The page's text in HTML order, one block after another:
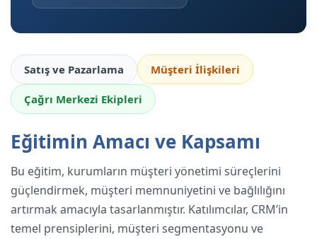
Satış ve Pazarlama Müşteri İlişkileri
Çağrı Merkezi Ekipleri
Eğitimin Amacı ve Kapsamı
Bu eğitim, kurumların müşteri yönetimi süreçlerini
güçlendirmek, müşteri memnuniyetini ve bağlılığını
artırmak amacıyla tasarlanmıştır. Katılımcılar, CRM’in
temel prensiplerini, müşteri segmentasyonu ve